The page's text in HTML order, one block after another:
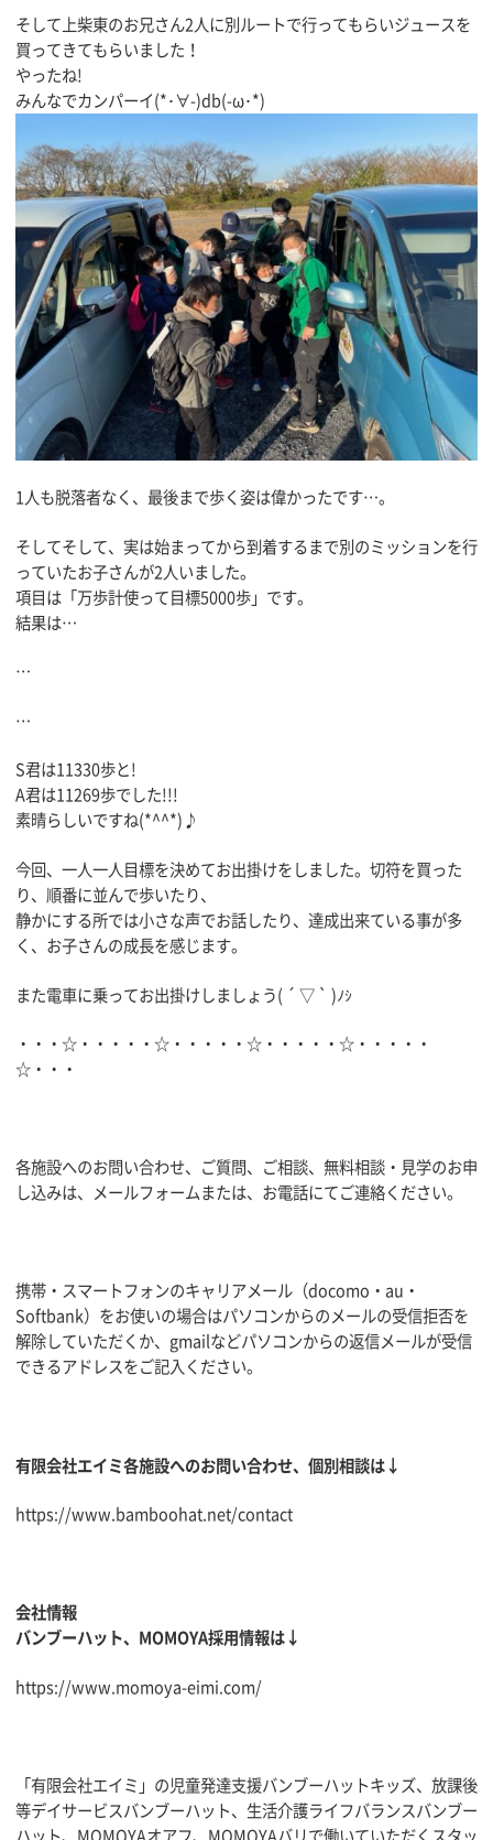
そして上柴東のお兄さん2人に別ルートで行ってもらいジュースを
買ってきてもらいました！
やったね!
みんなでカンパーイ(*･∀-)db(-ω･*)
1人も脱落者なく、最後まで歩く姿は偉かったです…。
そしてそして、実は始まってから到着するまで別のミッションを行
っていたお子さんが2人いました。
項目は「万歩計使って目標5000歩」です。
結果は…
…
…
S君は11330歩と!
A君は11269歩でした!!!
素晴らしいですね(*^^*)♪
今回、一人一人目標を決めてお出掛けをしました。切符を買った
り、順番に並んで歩いたり、
静かにする所では小さな声でお話したり、達成出来ている事が多
く、お子さんの成長を感じます。
また電車に乗ってお出掛けしましょう( ´ ▽ ` )ﾉｼ
・・・☆・・・・・☆・・・・・☆・・・・・☆・・・・・
☆・・・
各施設へのお問い合わせ、ご質問、ご相談、無料相談・見学のお申
し込みは、メールフォームまたは、お電話にてご連絡ください。
携帯・スマートフォンのキャリアメール（docomo・au・
Softbank）をお使いの場合はパソコンからのメールの受信拒否を
解除していただくか、gmailなどパソコンからの返信メールが受信
できるアドレスをご記入ください。
有限会社エイミ各施設へのお問い合わせ、個別相談は↓
https://www.bamboohat.net/contact
会社情報
バンブーハット、MOMOYA採用情報は↓
https://www.momoya-eimi.com/
「有限会社エイミ」の児童発達支援バンブーハットキッズ、放課後
等デイサービスバンブーハット、生活介護ライフバランスバンブー